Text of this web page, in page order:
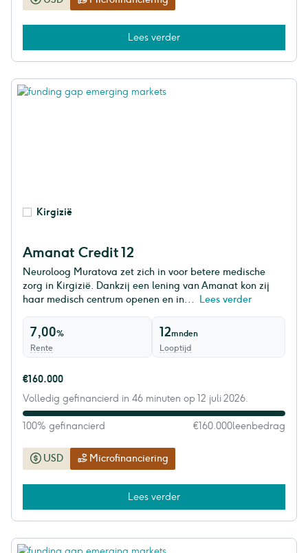
Lees verder
Kirgizië
Amanat Credit 12
Neuroloog Muratova zet zich in voor betere medische
zorg in Kirgizië. Dankzij een lening van Amanat kon zij
haar medisch centrum openen en in...
Lees verder
7,00%
Rente
12mnden
Looptijd
€160.000
Volledig gefinancierd in 46 minuten op 12 juli 2026.
100% gefinancierd €160.000leenbedrag
USD Microfinanciering
Lees verder